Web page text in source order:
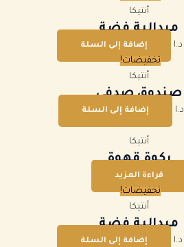
أنتيكا
ميدالية فضة
د.ا إضافة إلى السلة
تخفيضات!
أنتيكا
صندوق صدفي
د.ا إضافة إلى السلة
أنتيكا
ركوة قهوة
قراءة المزيد
تخفيضات!
أنتيكا
ميدالية فضة
د.ا إضافة إلى السلة